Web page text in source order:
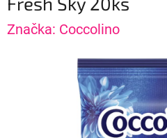
Značka: Coccolino